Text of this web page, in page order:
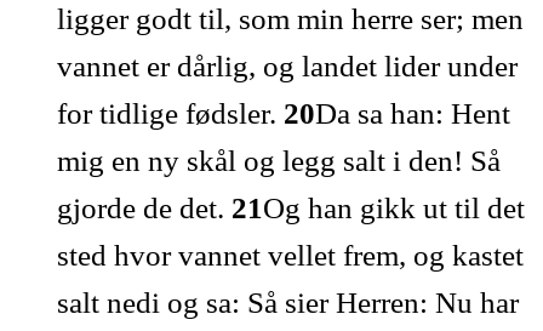
ligger godt til, som min herre ser; men
vannet er dårlig, og landet lider under
for tidlige fødsler. 20Da sa han: Hent
mig en ny skål og legg salt i den! Så
gjorde de det. 21Og han gikk ut til det
sted hvor vannet vellet frem, og kastet
salt nedi og sa: Så sier Herren: Nu har